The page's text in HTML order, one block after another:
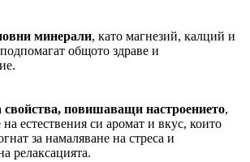
минерали, като магнезий, калций и
общото здраве и
повишаващи настроението,
на естествения си аромат и вкус, които
за намаляване на стреса и
релаксацията.